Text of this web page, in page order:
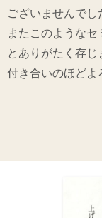
ございませんでし
またこのようなセ
とありがたく存じ
付き合いのほど